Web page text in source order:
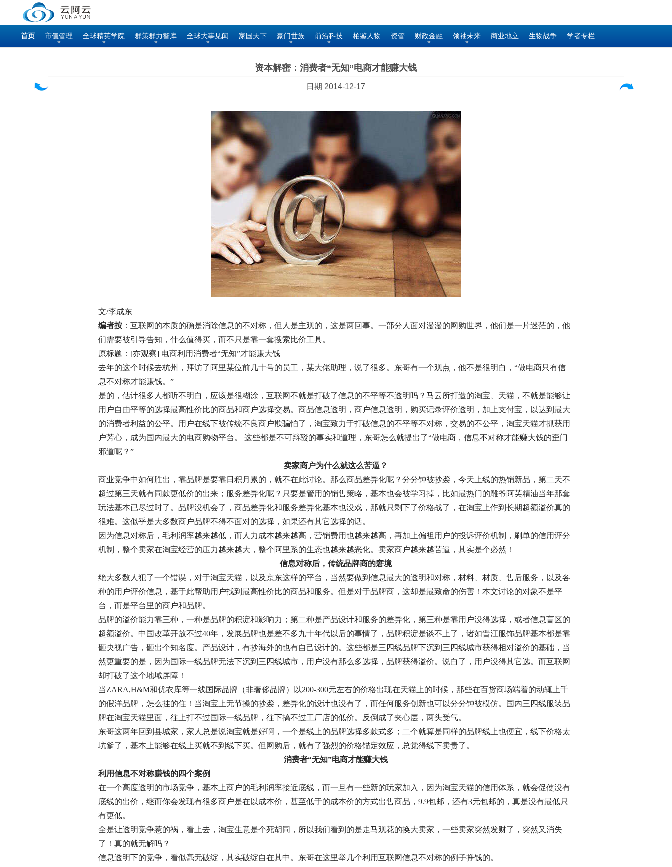
首页 市值管理 全球精英学院 群策群力智库 全球大事见闻 家国天下 豪门世族 前沿科技 柏鉴人物 资管 财政金融 领袖未来 商业地立 生物战争 学者专栏
资本解密：消费者“无知”电商才能赚大钱
日期 2014-12-17
文/李成东
编者按 ：互联网的本质的确是消除信息的不对称，但人是主观的，这是两回事。一部分人面对漫漫的网购世界，他们是一片迷茫的，他
们需要被引导告知，什么值得买，而不只是靠一套搜索比价工具。
原标题：[亦观察] 电商利用消费者“无知”才能赚大钱
去年的这个时候去杭州，拜访了阿里某位前几十号的员工，某大佬助理，说了很多。东哥有一个观点，他不是很明白，“做电商只有信
息不对称才能赚钱。”
是的，估计很多人都听不明白，应该是很糊涂，互联网不就是打破了信息的不平等不透明吗？马云所打造的淘宝、天猫，不就是能够让
用户自由平等的选择最高性价比的商品和商户选择交易。商品信息透明，商户信息透明，购买记录评价透明，加上支付宝，以达到最大
的消费者利益的公平。用户在线下被传统不良商户欺骗怕了，淘宝致力于打破信息的不平等不对称，交易的不公平，淘宝天猫才抓获用
户芳心，成为国内最大的电商购物平台。 这些都是不可辩驳的事实和道理，东哥怎么就提出了“做电商，信息不对称才能赚大钱的歪门
邪道呢？”
卖家商户为什么就这么苦逼？
商业竞争中如何胜出，靠品牌是要靠日积月累的，就不在此讨论。那么商品差异化呢？分分钟被抄袭，今天上线的热销新品，第二天不
超过第三天就有同款更低价的出来；服务差异化呢？只要是管用的销售策略，基本也会被学习掉，比如最热门的雕爷阿芙精油当年那套
玩法基本已尽过时了。品牌没机会了，商品差异化和服务差异化基本也没戏，那就只剩下了价格战了，在淘宝上作到长期超额溢价真的
很难。这似乎是大多数商户品牌不得不面对的选择，如果还有其它选择的话。
因为信息对称后，毛利润率越来越低，而人力成本越来越高，营销费用也越来越高，再加上偏袒用户的投诉评价机制，刷单的信用评分
机制，整个卖家在淘宝经营的压力越来越大，整个阿里系的生态也越来越恶化。卖家商户越来越苦逼，其实是个必然！
信息对称后，传统品牌商的窘境
绝大多数人犯了一个错误，对于淘宝天猫，以及京东这样的平台，当然要做到信息最大的透明和对称，材料、材质、售后服务，以及各
种的用户评价信息，基于此帮助用户找到最高性价比的商品和服务。但是对于品牌商，这却是最致命的伤害！本文讨论的对象不是平
台，而是平台里的商户和品牌。
品牌的溢价能力靠三种，一种是品牌的积淀和影响力；第二种是产品设计和服务的差异化，第三种是靠用户没得选择，或者信息盲区的
超额溢价。中国改革开放不过40年，发展品牌也是差不多九十年代以后的事情了，品牌积淀是谈不上了，诸如晋江服饰品牌基本都是靠
砸央视广告，砸出个知名度。产品设计，有抄海外的也有自己设计的。这些都是三四线品牌下沉到三四线城市获得相对溢价的基础，当
然更重要的是，因为国际一线品牌无法下沉到三四线城市，用户没有那么多选择，品牌获得溢价。说白了，用户没得其它选。而互联网
却打破了这个地域屏障！
当ZARA,H&M和优衣库等一线国际品牌（非奢侈品牌）以200-300元左右的价格出现在天猫上的时候，那些在百货商场端着的动辄上千
的假洋品牌，怎么挂的住！当淘宝上无节操的抄袭，差异化的设计也没有了，而任何服务创新也可以分分钟被模仿。国内三四线服装品
牌在淘宝天猫里面，往上打不过国际一线品牌，往下搞不过工厂店的低价。反倒成了夹心层，两头受气。
东哥这两年回到县城家，家人总是说淘宝就是好啊，一个是线上的品牌选择多款式多；二个就算是同样的品牌线上也便宜，线下价格太
坑爹了，基本上能够在线上买就不到线下买。但网购后，就有了强烈的价格锚定效应，总觉得线下卖贵了。
消费者“无知”电商才能赚大钱
利用信息不对称赚钱的四个案例
在一个高度透明的市场竞争，基本上商户的毛利润率接近底线，而一旦有一些新的玩家加入，因为淘宝天猫的信用体系，就会促使没有
底线的出价，继而你会发现有很多商户是在以成本价，甚至低于的成本价的方式出售商品，9.9包邮，还有3元包邮的，真是没有最低只
有更低。
全是让透明竞争惹的祸，看上去，淘宝生意是个死胡同，所以我们看到的是走马观花的换大卖家，一些卖家突然发财了，突然又消失
了！真的就无解吗？
信息透明下的竞争，看似毫无破绽，其实破绽自在其中。东哥在这里举几个利用互联网信息不对称的例子挣钱的。